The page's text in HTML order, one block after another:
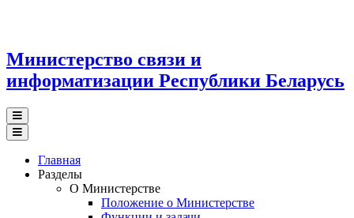
Министерство связи и
информатизации Республики Беларусь
Главная
Разделы
О Министерстве
Положение о Министерстве